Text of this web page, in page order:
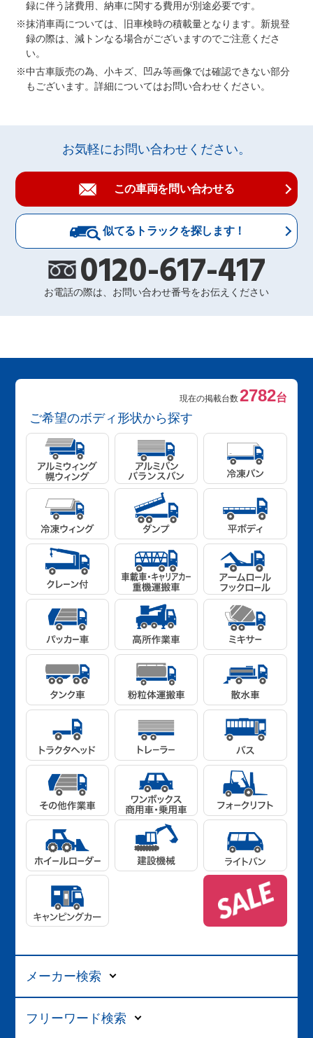
録に伴う諸費用、納車に関する費用が別途必要です。
抹消車両については、旧車検時の積載量となります。新規登
録の際は、減トンなる場合がございますのでご注意くださ
い。
中古車販売の為、小キズ、凹み等画像では確認できない部分
もございます。詳細についてはお問い合わせください。
お気軽にお問い合わせください。
この車両を問い合わせる
似てるトラックを探します！
0120-617-417
お電話の際は、お問い合わせ番号をお伝えください
現在の掲載台数2782台
ご希望のボディ形状から探す
メーカー検索
フリーワード検索